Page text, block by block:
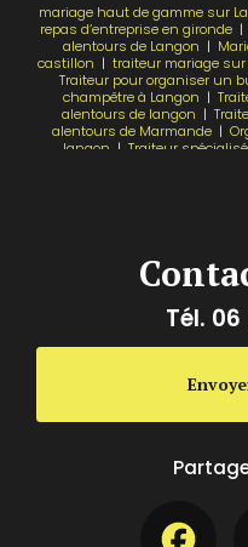
mariage haut de gamme sur
repas d’entreprise en gironde |
alentours de Langon |
castillon | traiteur mariage sur
Traiteur pour organiser un
champêtre à Langon |
alentours de langon |
alentours de Marmande |
langon | Traiteur
Tél. 06